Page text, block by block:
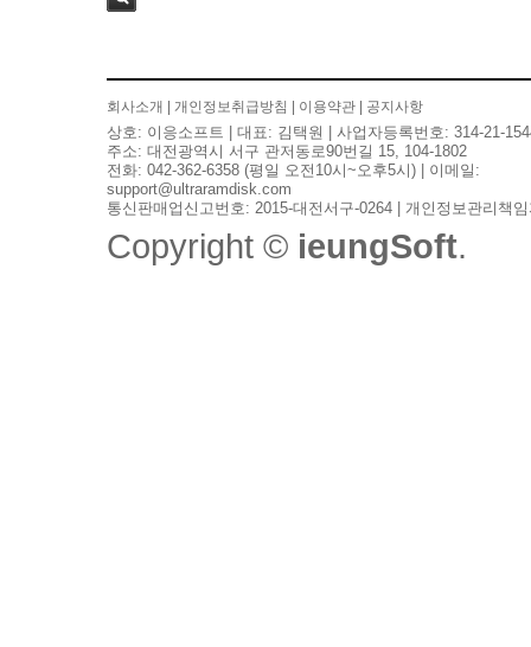
회사소개 개인정보취급방침 이용약관 공지사항
상호: 이응소프트 | 대표: 김택원 | 사업자등록번호: 314-21-
주소: 대전광역시 서구 관저동로90번길 15, 104-1802
전화: 042-362-6358 (평일 오전10시~오후5시) | 이메일:
support@ultraramdisk.com
통신판매업신고번호: 2015-대전서구-0264 | 개인정보관리책
Copyright © ieungSoft.